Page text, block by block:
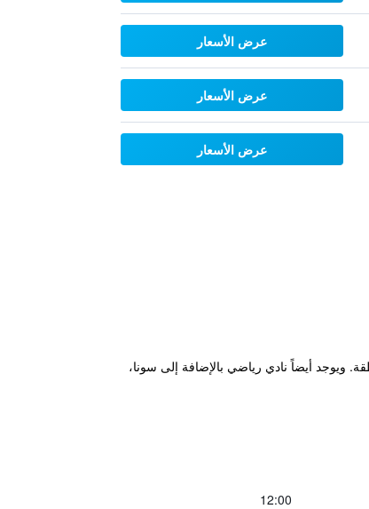
عرض الأسعار
عرض الأسعار
عرض الأسعار
ويوجد أيضاً نادي رياضي بالإضافة إلى سونا،
12:00